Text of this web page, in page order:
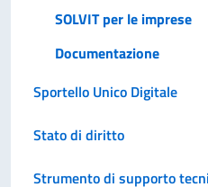
SOLVIT per le imprese
Documentazione
Sportello Unico Digitale
Stato di diritto
Strumento di supporto